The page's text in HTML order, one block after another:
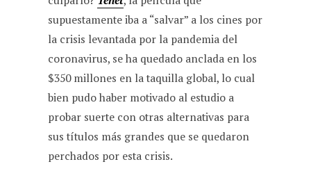
supuestamente iba a “salvar” a los cines por
la crisis levantada por la pandemia del
coronavirus, se ha quedado anclada en los
$350 millones en la taquilla global, lo cual
bien pudo haber motivado al estudio a
probar suerte con otras alternativas para
sus títulos más grandes que se quedaron
perchados por esta crisis.